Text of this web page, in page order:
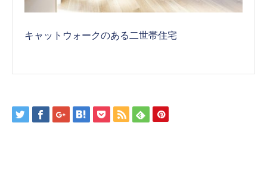
キャットウォークのある二世帯住宅